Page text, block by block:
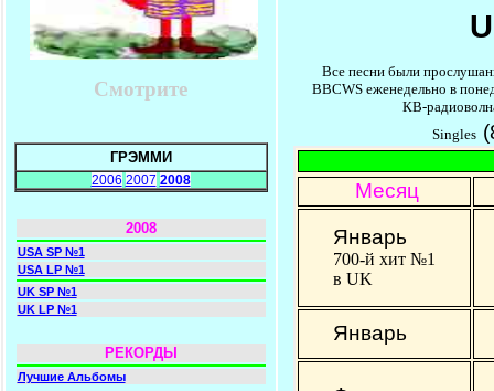
Смотрите
ГРЭММИ
2006 2007 2008
2008
USA SP №1
USA LP №1
UK SP №1
UK LP №1
РЕКОРДЫ
Лучшие Альбомы
Все песни были
BBCWS еженедельно в
КВ-
Singles
Месяц
Январь
700-й хит №1
в UK
Январь